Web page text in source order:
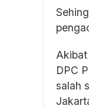
DPC
salah